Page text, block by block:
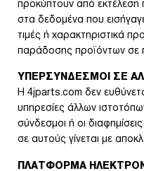
προκύπτουν από
στα δεδομένα που
τιμές ή χαρακτηριστικά
παράδοσης προϊόντων σε
ΥΠΕΡΣΥΝΔΕΣΜΟΙ ΣΕ
Η 4jparts.com δεν
υπηρεσίες άλλων
σύνδεσμοι ή οι
σε αυτούς γίνεται με
ΠΛΑΤΦΟΡΜΑ